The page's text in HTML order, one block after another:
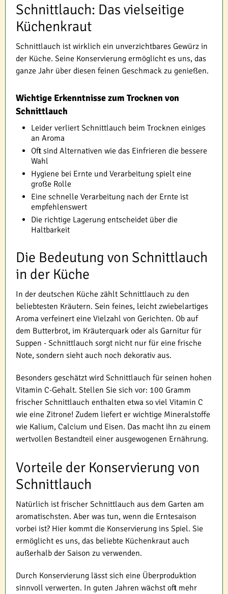
Schnittlauch: Das vielseitige
Küchenkraut
Schnittlauch ist wirklich ein unverzichtbares Gewürz in
der Küche. Seine Konservierung ermöglicht es uns, das
ganze Jahr über diesen feinen Geschmack zu genießen.
Wichtige Erkenntnisse zum Trocknen von
Schnittlauch
Leider verliert Schnittlauch beim Trocknen einiges
an Aroma
Oft sind Alternativen wie das Einfrieren die bessere
Wahl
Hygiene bei Ernte und Verarbeitung spielt eine
große Rolle
Eine schnelle Verarbeitung nach der Ernte ist
empfehlenswert
Die richtige Lagerung entscheidet über die
Haltbarkeit
Die Bedeutung von Schnittlauch
in der Küche
In der deutschen Küche zählt Schnittlauch zu den
beliebtesten Kräutern. Sein feines, leicht zwiebelartiges
Aroma verfeinert eine Vielzahl von Gerichten. Ob auf
dem Butterbrot, im Kräuterquark oder als Garnitur für
Suppen - Schnittlauch sorgt nicht nur für eine frische
Note, sondern sieht auch noch dekorativ aus.
Besonders geschätzt wird Schnittlauch für seinen hohen
Vitamin C-Gehalt. Stellen Sie sich vor: 100 Gramm
frischer Schnittlauch enthalten etwa so viel Vitamin C
wie eine Zitrone! Zudem liefert er wichtige Mineralstoffe
wie Kalium, Calcium und Eisen. Das macht ihn zu einem
wertvollen Bestandteil einer ausgewogenen Ernährung.
Vorteile der Konservierung von
Schnittlauch
Natürlich ist frischer Schnittlauch aus dem Garten am
aromatischsten. Aber was tun, wenn die Erntesaison
vorbei ist? Hier kommt die Konservierung ins Spiel. Sie
ermöglicht es uns, das beliebte Küchenkraut auch
außerhalb der Saison zu verwenden.
Durch Konservierung lässt sich eine Überproduktion
sinnvoll verwerten. In guten Jahren wächst oft mehr